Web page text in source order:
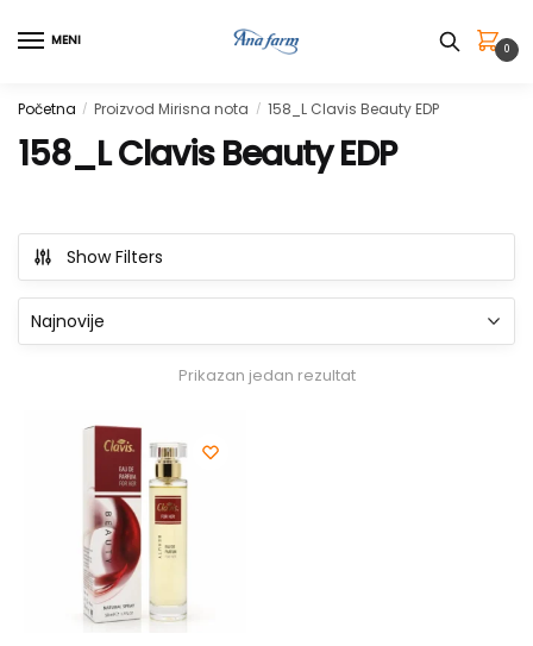
to
to
MENI
0
Početna / Proizvod Mirisna nota / 158_L Clavis Beauty EDP
158_L Clavis Beauty EDP
Show Filters
Prikazan jedan rezultat